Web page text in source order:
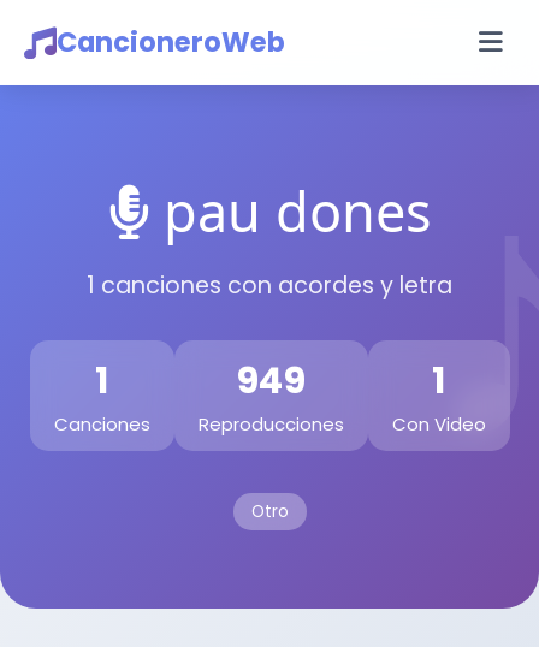
CancioneroWeb
pau dones
1 canciones con acordes y letra
1
Canciones
949
Reproducciones
1
Con Video
Otro